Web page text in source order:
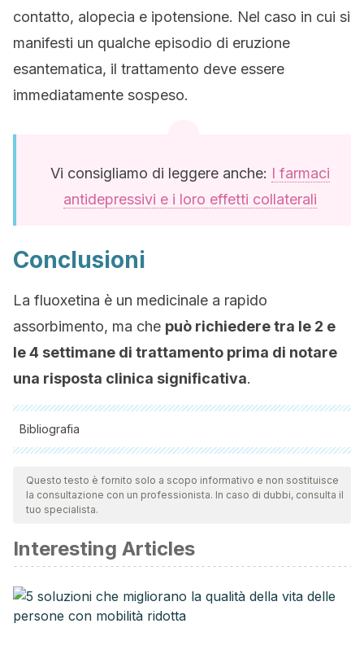
contatto, alopecia e ipotensione. Nel caso in cui si
manifesti un qualche episodio di eruzione
esantematica, il trattamento deve essere
immediatamente sospeso.
Vi consigliamo di leggere anche: I farmaci
antidepressivi e i loro effetti collaterali
Conclusioni
La fluoxetina è un medicinale a rapido
assorbimento, ma che può richiedere tra le 2 e
le 4 settimane di trattamento prima di notare
una risposta clinica significativa.
Bibliografia
Tutte le fonti citate sono state esaminate a fondo dal nostro
team per garantirne la qualità, l'affidabilità, l'attualità e la
validità. La bibliografia di questo articolo è stata considerata
Mitchell, J. E., Steffen, K., Ertelt, T., & Marino, J. (2012).
Bulimia Nervosa. InEncyclopedia of Human Behavior:
Second Edition. https://doi.org/10.1016/B978-0-12-375000-
6.00076-8
Questo testo è fornito solo a scopo informativo e non sostituisce
la consultazione con un professionista. In caso di dubbi, consulta il
tuo specialista.
Interesting Articles